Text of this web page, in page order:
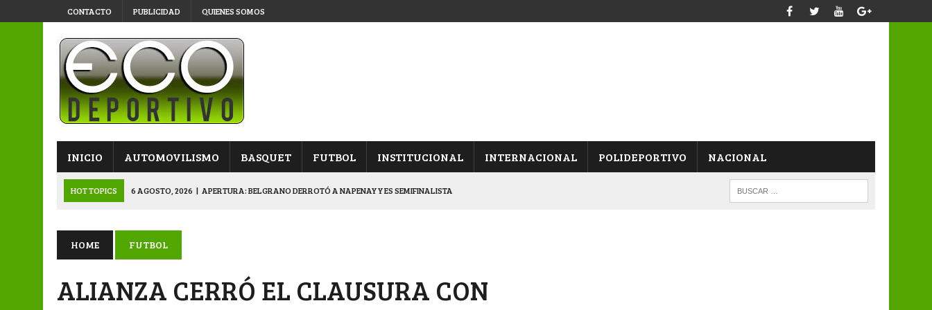
CONTACTO PUBLICIDAD QUIENES SOMOS
INICIO AUTOMOVILISMO BASQUET FUTBOL INSTITUCIONAL INTERNACIONAL POLIDEPORTIVO NACIONAL
HOT TOPICS 6 AGOSTO, 2026 | APERTURA: BELGRANO DERROTÓ A NAPENAY Y ES SEMIFINALISTA
4 AGOSTO, 2026 | VETERANOS SE PREPARAN PARA LA GRAN FIESTA PROVINCIAL
6 AGOSTO, 2026 | PRIMERA B: SPORTIVO SE METIÓ EN SEMIFINALES TRAS GANARLE A “LA MONTE”
HOME FUTBOL
ALIANZA CERRÓ EL CLAUSURA CON